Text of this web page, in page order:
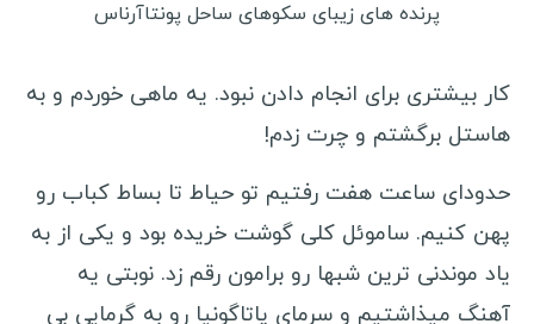
پرنده های زیبای سکوهای ساحل پونتاآرناس
کار بیشتری برای انجام دادن نبود. یه ماهی خوردم و به
هاستل برگشتم و چرت زدم!
حدودای ساعت هفت رفتیم تو حیاط تا بساط کباب رو
پهن کنیم. ساموئل کلی گوشت خریده بود و یکی از به
یاد موندنی ترین شبها رو برامون رقم زد. نوبتی یه
آهنگ میذاشتیم و سرمای پاتاگونیا رو به گرمایی بی